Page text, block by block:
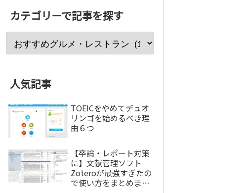
カテゴリーで記事を探す
人気記事
TOEICをやめてデュオ
リンゴを始めるべき理
由６つ
【卒論・レポート対策
に】文献管理ソフト
Zoteroが最強すぎたの
で使い方をまとめまし